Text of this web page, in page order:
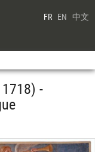
FR EN 中文
-